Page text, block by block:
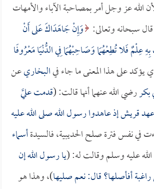
الله عز وجل أمر بمصاحبة الآباء والأمهات
سبحانه وتعالى: وَإِنْ جَاهَدَاكَ عَلى أَنْ
فَلا تُطِعْهُمَا وَصَاحِبْهُمَا فِي الدُّنْيَا مَعْرُوفًا
البخاريعن
بكررضي الله عنهما أنها قالت: (قدمت عليَّ
قريش إذ عاهدوا رسول الله صلى الله عليه
في نفس فترة صلح الحديبية، فالسيدةأسماء
عليه وسلم وقالت له: (يا رسول الله إن
أفأصلها؟ قال: نعم صليها)، وهذا هو